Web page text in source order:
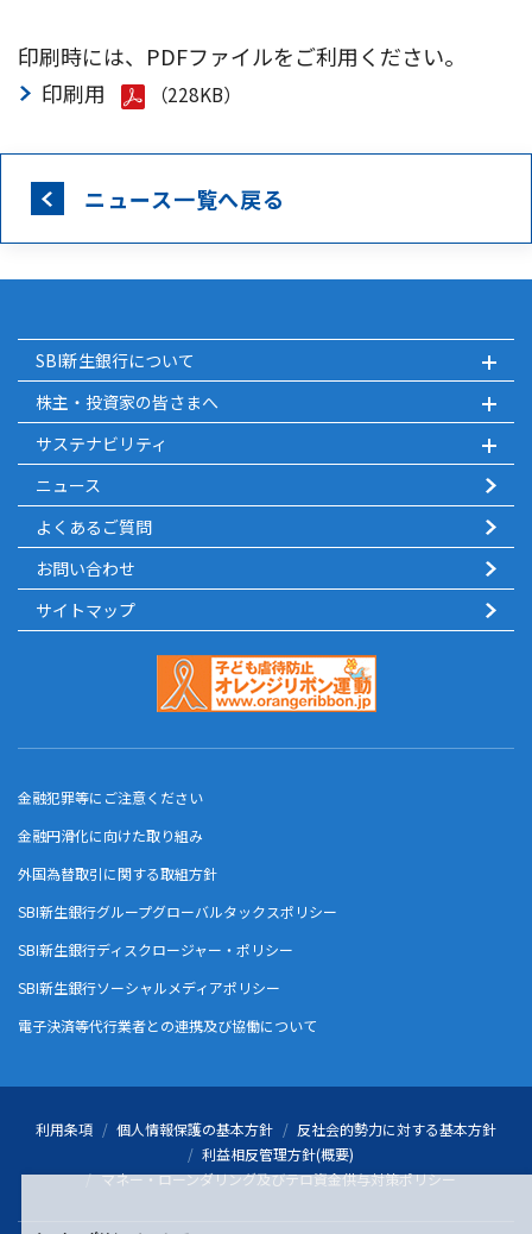
印刷時には、PDFファイルをご利用ください。
印刷用
（228KB）
ニュース一覧へ戻る
SBI新生銀行について
株主・投資家の皆さまへ
サステナビリティ
ニュース
よくあるご質問
お問い合わせ
サイトマップ
金融犯罪等にご注意ください
金融円滑化に向けた取り組み
外国為替取引に関する取組方針
SBI新生銀行グループグローバルタックスポリシー
SBI新生銀行ディスクロージャー・ポリシー
SBI新生銀行ソーシャルメディアポリシー
電子決済等代行業者との連携及び協働について
利用条項 個人情報保護の基本方針
反社会的勢力に対する基本方針
利益相反管理方針(概要)
マネー・ローンダリング及びテロ資金供与対策ポリシー